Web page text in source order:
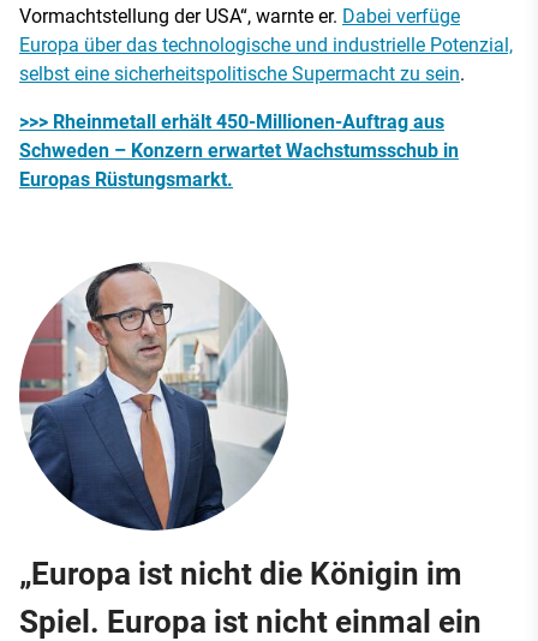
Vormachtstellung der USA“, warnte er. Dabei verfüge
Europa über das technologische und industrielle Potenzial,
selbst eine sicherheitspolitische Supermacht zu sein.
>>> Rheinmetall erhält 450-Millionen-Auftrag aus
Schweden – Konzern erwartet Wachstumsschub in
Europas Rüstungsmarkt.
„Europa ist nicht die Königin im
Spiel. Europa ist nicht einmal ein